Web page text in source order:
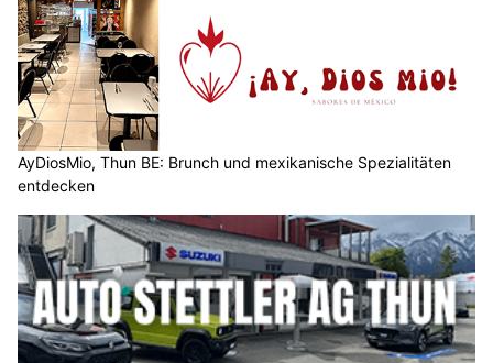
AyDiosMio, Thun BE: Brunch und mexikanische Spezialitäten
entdecken